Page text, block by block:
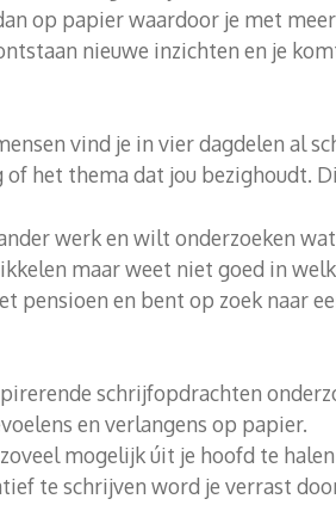
op papier waardoor je met
nieuwe inzichten en je
vind je in vier dagdelen al
of het thema dat jou bezighoudt.
werk en wilt onderzoeken
maar weet niet goed in
pensioen en bent op zoek naar
schrijfopdrachten
en verlangens op papier.
mogelijk úit je hoofd te
te schrijven word je verrast